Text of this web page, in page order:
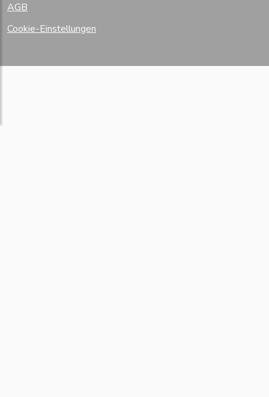
AGB
Cookie-Einstellungen